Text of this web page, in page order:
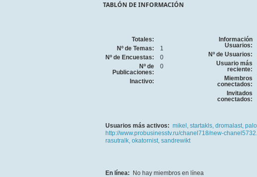
TABLÓN DE INFORMACIÓN
Totales:
Nº de Temas:
1
Nº de Encuestas:
0
Nº de
Publicaciones:
0
Inactivo:
Información
Usuarios:
Nº de Usuarios:
Usuario más
reciente:
Miembros
conectados:
Invitados
conectados:
Usuarios más activos: mikel, startakls, dromalast,
http://www.probusinesstv.ru/chanel718/new-
rasutralk, okatornist, sandrewikt
En línea: No hay miembros en línea